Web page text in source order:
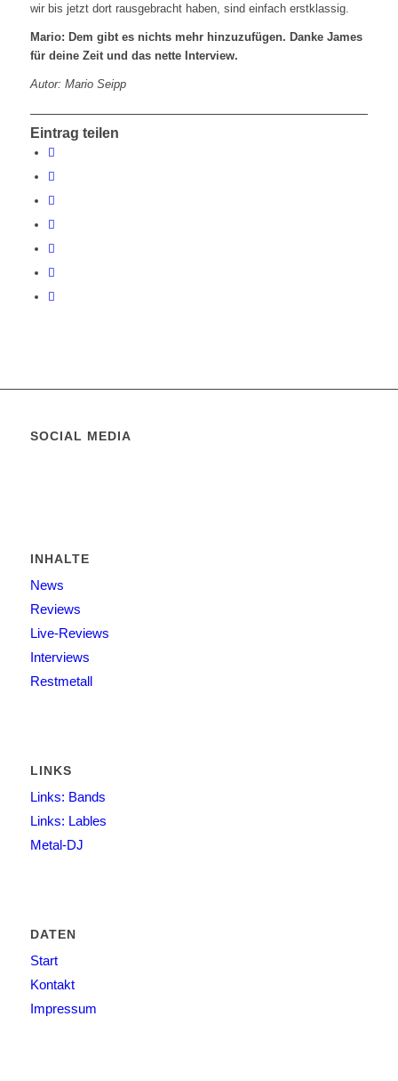
wir bis jetzt dort rausgebracht haben, sind einfach erstklassig.
Mario: Dem gibt es nichts mehr hinzuzufügen. Danke James
für deine Zeit und das nette Interview.
Autor: Mario Seipp
Eintrag teilen
SOCIAL MEDIA
INHALTE
News
Reviews
Live-Reviews
Interviews
Restmetall
LINKS
Links: Bands
Links: Lables
Metal-DJ
DATEN
Start
Kontakt
Impressum